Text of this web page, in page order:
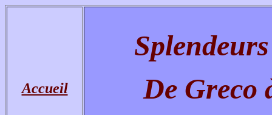
Accueil
De Greco